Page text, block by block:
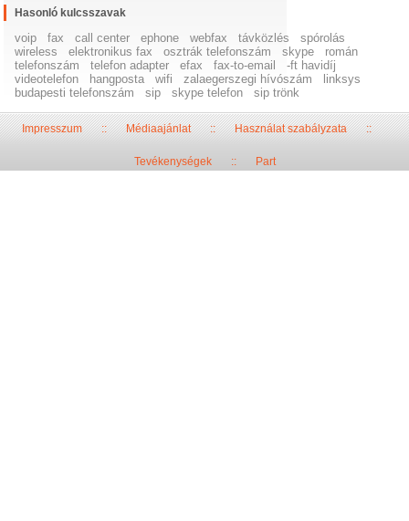
Hasonló kulcsszavak
voip fax call center ephone webfax távközlés
spórolás
wireless
elektronikus fax osztrák telefonszám skype
román
telefonszám
telefon adapter efax fax-to-email
-ft havidíj
videotelefon
hangposta wifi zalaegerszegi hívószám
linksys
budapesti telefonszám
sip skype telefon sip trönk
Impresszum::Médiaajánlat::Használat szabályzata::
Tevékenységek:: Part